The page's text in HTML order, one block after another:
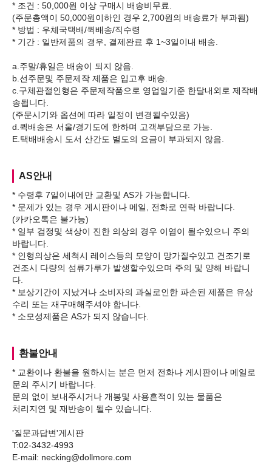
* 조건 : 50,000원 이상 구매시 배송비무료.
(주문총액이 50,000원이하인 경우 2,700원의 배송료가 부과됨)
* 방법 : 우체국택배/퀵배송/직수령
* 기간 : 일반제품의 경우, 결제완료 후 1~3일이내 배송.
a.주말/휴일은 배송이 되지 않음.
b.선주문및 주문제작 제품은 입고후 배송.
c.구체관절인형은 주문제작품으로 영업일기준 한달내외로 제작배
송됩니다.
(주문시기와 옵션에 따라 일정이 변경될수있음)
d.퀵배송은 서울/경기도에 한하며 고객부담으로 가능.
AS안내
* 수령후 7일이내에만 교환및 AS가 가능합니다.
* 문제가 있는 경우 게시판이나 메일, 전화로 연락 바랍니다.
(카카오톡은 불가능)
* 일부 검정및 색상이 진한 의상의 경우 이염이 될수있으니 주의
바랍니다.
* 인형의상은 세척시 레이스등의 모양이 망가질수있고 건조기로
건조시 다량의 섬류가루가 발생할수있으며 주의 및 양해 바랍니
다.
* 보상기간이 지났거나 소비자의 과실로인한 파손된 제품은 유상
수리 또는 재구매해주셔야 합니다.
환불안내
* 교환이나 환불을 원하시는 분은 먼저 전화나 게시판이나 메일로
문의 주시기 바랍니다.
문의 없이 보내주시거나 개봉및 사용흔적이 있는 물품은
처리지연 및 재반송이 될수 있습니다.
'질문과답변'게시판
T:02-3432-4993
E-mail: necking@dollmore.com